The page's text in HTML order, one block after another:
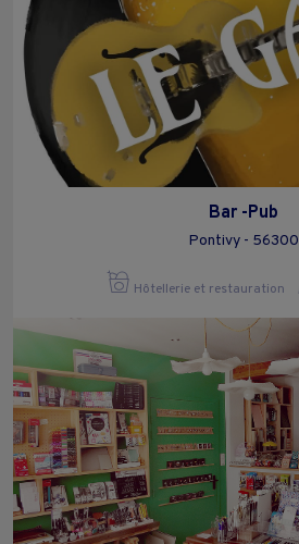
Bar -Pub
Pontivy - 56300
Hôtellerie et restauration